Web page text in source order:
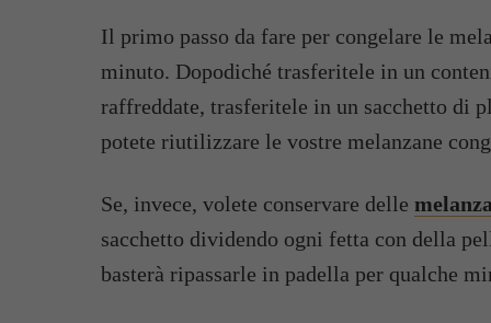
Il primo passo da fare per congelare le
minuto. Dopodiché trasferitele in un
raffreddate, trasferitele in un sacchetto di
potete riutilizzare le vostre melanzane
Se, invece, volete conservare delle
sacchetto dividendo ogni fetta con della
basterà ripassarle in padella per qualche